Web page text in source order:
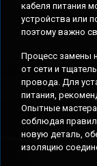
кабеля питания
устройства или
поэтому важно
Процесс замены
от сети и
провода. Для
питания,
Опытные
соблюдая
новую деталь,
изоляцию